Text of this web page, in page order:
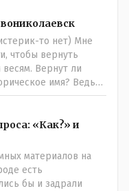
то нет) Мне
чтобы вернуть
весям. Вернут ли
имя? Ведь
Или тут
«Как?» и
материалов на
есть
бы и задрали